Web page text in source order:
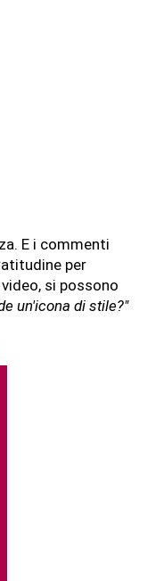
E i commenti
per
si possono
un'icona di stile?"